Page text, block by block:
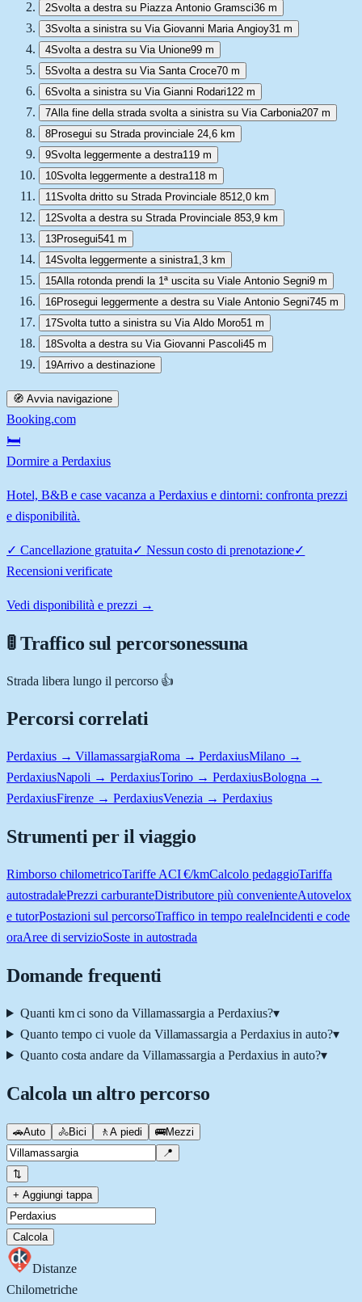
2Svolta a destra su Piazza Antonio Gramsci36 m
3Svolta a sinistra su Via Giovanni Maria Angioy31 m
4Svolta a destra su Via Unione99 m
5Svolta a destra su Via Santa Croce70 m
6Svolta a sinistra su Via Gianni Rodari122 m
7Alla fine della strada svolta a sinistra su Via Carbonia207 m
8Prosegui su Strada provinciale 24,6 km
9Svolta leggermente a destra119 m
10Svolta leggermente a destra118 m
11Svolta dritto su Strada Provinciale 8512,0 km
12Svolta a destra su Strada Provinciale 853,9 km
13Prosegui541 m
14Svolta leggermente a sinistra1,3 km
15Alla rotonda prendi la 1ª uscita su Viale Antonio Segni9 m
16Prosegui leggermente a destra su Viale Antonio Segni745 m
17Svolta tutto a sinistra su Via Aldo Moro51 m
18Svolta a destra su Via Giovanni Pascoli45 m
19Arrivo a destinazione
🧭 Avvia navigazione
Booking.com
🛏️
Dormire a Perdaxius
Hotel, B&B e case vacanza a Perdaxius e dintorni: confronta prezzi
e disponibilità.
✓ Cancellazione gratuita✓ Nessun costo di prenotazione✓
Recensioni verificate
Vedi disponibilità e prezzi →
🚦 Traffico sul percorsonessuna
Strada libera lungo il percorso 👍
Percorsi correlati
Perdaxius → VillamassargiaRoma → PerdaxiusMilano →
PerdaxiusNapoli → PerdaxiusTorino → PerdaxiusBologna →
PerdaxiusFirenze → PerdaxiusVenezia → Perdaxius
Strumenti per il viaggio
Rimborso chilometricoTariffe ACI €/kmCalcolo pedaggioTariffa
autostradalePrezzi carburanteDistributore più convenienteAutovelox
e tutorPostazioni sul percorsoTraffico in tempo realeIncidenti e code
oraAree di servizioSoste in autostrada
Domande frequenti
Quanti km ci sono da Villamassargia a Perdaxius?▾
Quanto tempo ci vuole da Villamassargia a Perdaxius in auto?▾
Quanto costa andare da Villamassargia a Perdaxius in auto?▾
Calcola un altro percorso
🚗Auto 🚴Bici 🚶 A piedi 🚌Mezzi
📍
⇅
+ Aggiungi tappa
Calcola
Distanze
Chilometriche